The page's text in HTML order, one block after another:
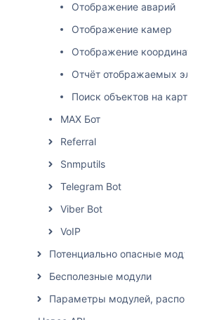
Отображение аварий
Отображение камер
Отображение координат
Отчёт отображаемых
Поиск объектов на карте
MAX Бот
Referral
Snmputils
Telegram Bot
Viber Bot
VoIP
Потенциально опасные модули
Бесполезные модули
Параметры модулей,